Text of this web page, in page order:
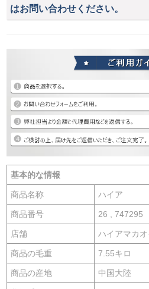
はお問い合わせください。
基本的な情報
商品名称 ハイア
商品番号 26 , 747295
店舗 ハイアマカ
商品の毛重 7.55キロ
商品の産地 中国大陸